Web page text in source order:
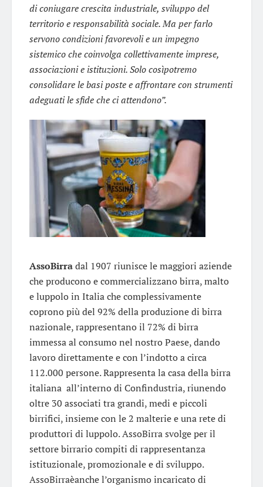
di coniugare crescita industriale, sviluppo del
territorio e responsabilità sociale. Ma per farlo
servono condizioni favorevoli e un impegno
sistemico che coinvolga collettivamente imprese,
associazioni e istituzioni. Solo cosìpotremo
consolidare le basi poste e affrontare con strumenti
adeguati le sfide che ci attendono”.
AssoBirradal 1907 riunisce le maggiori aziende
che producono e commercializzano birra, malto
e luppolo in Italia che complessivamente
coprono più del 92% della produzione di birra
nazionale, rappresentano il 72% di birra
immessa al consumo nel nostro Paese, dando
lavoro direttamente e con l’indotto a circa
112.000 persone. Rappresenta la casa della birra
italiana all’interno di Confindustria, riunendo
oltre 30 associati tra grandi, medi e piccoli
birrifici, insieme con le 2 malterie e una rete di
produttori di luppolo. AssoBirra svolge per il
settore birrario compiti di rappresentanza
istituzionale, promozionale e di sviluppo.
AssoBirraèanche l’organismo incaricato di